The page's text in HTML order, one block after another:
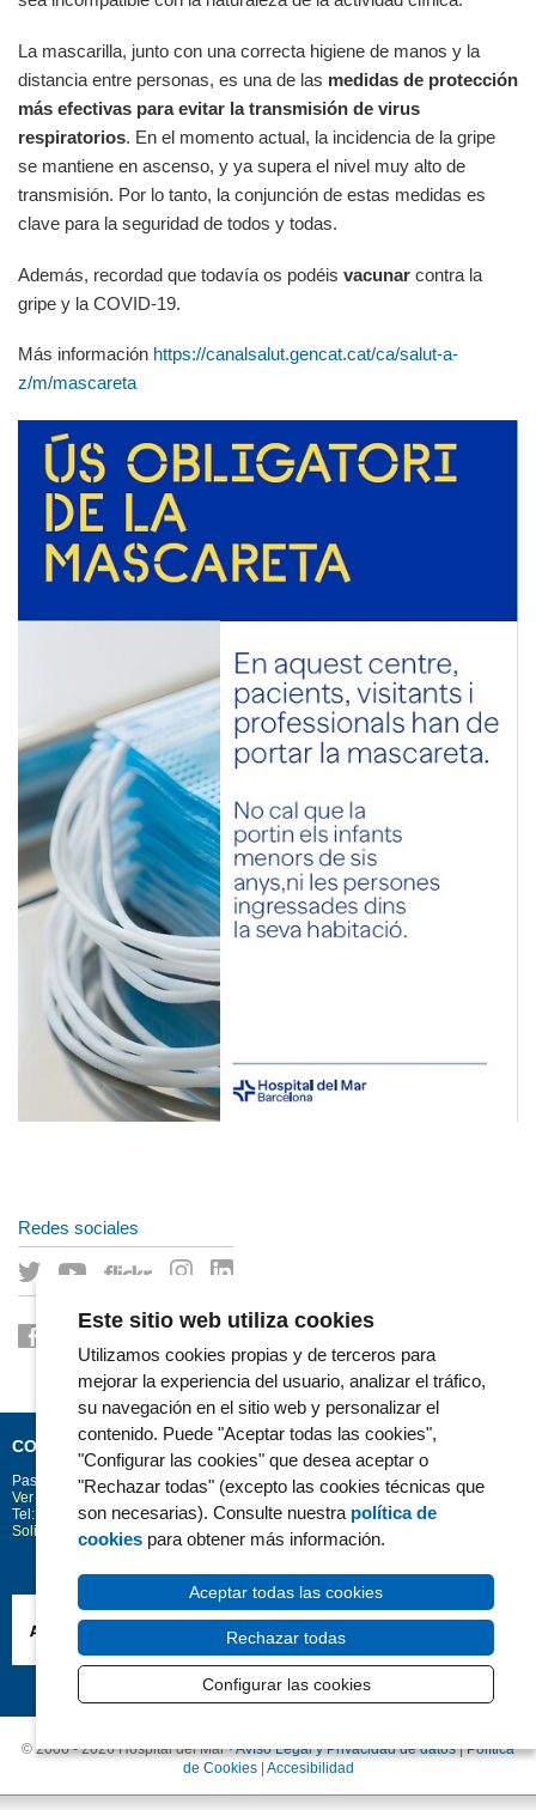
La mascarilla, junto con una correcta higiene de manos y la
distancia entre personas, es una de las medidas de protección
más efectivas para evitar la transmisión de virus
respiratorios. En el momento actual, la incidencia de la gripe
se mantiene en ascenso, y ya supera el nivel muy alto de
transmisión. Por lo tanto, la conjunción de estas medidas es
clave para la seguridad de todos y todas.
Además, recordad que todavía os podéis vacunar contra la
gripe y la COVID-19.
Más información https://canalsalut.gencat.cat/ca/salut-a-
z/m/mascareta
Redes sociales
CONTACTO
Passeig Marítim 25-29 Barcelona 08003
Ver la situación en Google Maps
Tel: 93 248 30 00 · Fax: 93 248 32 54
Solicitud de información
© 2006 - 2026 Hospital del Mar ·Avíso Legal y Privacidad de datos|Política
de Cookies| Accesibilidad
Este sitio web utiliza cookies
Utilizamos cookies propias y de terceros para
mejorar la experiencia del usuario, analizar el tráfico,
su navegación en el sitio web y personalizar el
contenido. Puede "Aceptar todas las cookies",
"Configurar las cookies" que desea aceptar o
"Rechazar todas" (excepto las cookies técnicas que
son necesarias). Consulte nuestra política de
cookies para obtener más información.
Aceptar todas las cookies
Rechazar todas
Configurar las cookies